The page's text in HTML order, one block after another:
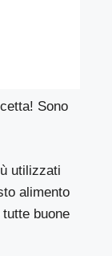
Sono
utilizzati
alimento
buone